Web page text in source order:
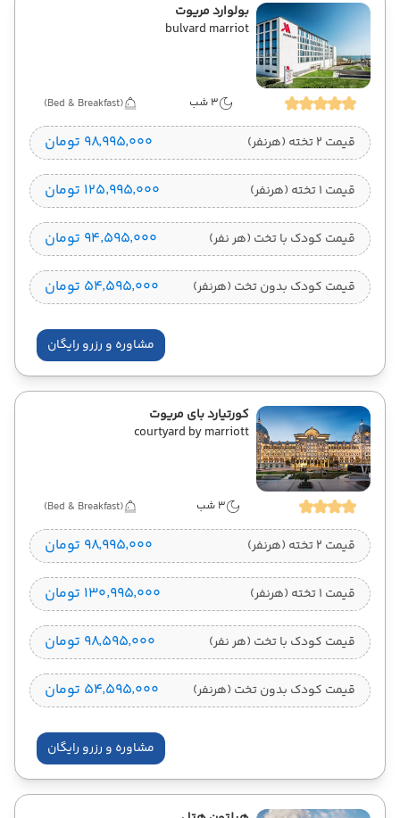
بولوارد مریوت
bulvard marriot
3 شب (Bed & Breakfast)
قیمت 2 تخته (هرنفر) ۹۸٬۹۹۵٬۰۰۰ تومان
قیمت 1 تخته (هرنفر) ۱۲۵٬۹۹۵٬۰۰۰ تومان
قیمت کودک با تخت (هر نفر) ۹۴٬۵۹۵٬۰۰۰ تومان
قیمت کودک بدون تخت (هرنفر) ۵۴٬۵۹۵٬۰۰۰ تومان
مشاوره و رزرو رایگان
کورتیارد بای مریوت
courtyard by marriott
3 شب (Bed & Breakfast)
قیمت 2 تخته (هرنفر) ۹۸٬۹۹۵٬۰۰۰ تومان
قیمت 1 تخته (هرنفر) ۱۳۰٬۹۹۵٬۰۰۰ تومان
قیمت کودک با تخت (هر نفر) ۹۸٬۵۹۵٬۰۰۰ تومان
قیمت کودک بدون تخت (هرنفر) ۵۴٬۵۹۵٬۰۰۰ تومان
مشاوره و رزرو رایگان